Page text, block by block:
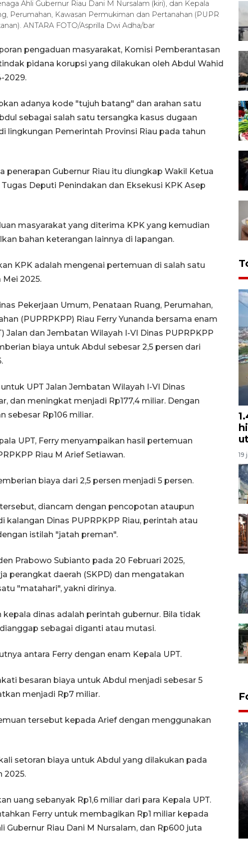
Ahli Gubernur Riau Dani M Nursalam (kiri), dan Kepala
Perumahan, Kawasan Permukiman dan Pertanahan (PUPR
ANTARA FOTO/Asprilla Dwi Adha/bar
pengaduan masyarakat, Komisi Pemberantasan
pidana korupsi yang dilakukan oleh Abdul Wahid
2029.
adanya kode "tujuh batang" dan arahan satu
sebagai salah satu tersangka kasus dugaan
lingkungan Pemerintah Provinsi Riau pada tahun
penerapan Gubernur Riau itu diungkap Wakil Ketua
Deputi Penindakan dan Eksekusi KPK Asep
masyarakat yang diterima KPK yang kemudian
bahan keterangan lainnya di lapangan.
KPK adalah mengenai pertemuan di salah satu
Mei 2025.
Pekerjaan Umum, Penataan Ruang, Perumahan,
(PUPRPKPP) Riau Ferry Yunanda bersama enam
Jalan dan Jembatan Wilayah I-VI Dinas PUPRPKPP
biaya untuk Abdul sebesar 2,5 persen dari
UPT Jalan Jembatan Wilayah I-VI Dinas
dan meningkat menjadi Rp177,4 miliar. Dengan
sebesar Rp106 miliar.
UPT, Ferry menyampaikan hasil pertemuan
Riau M Arief Setiawan.
biaya dari 2,5 persen menjadi 5 persen.
diancam dengan pencopotan ataupun
kalangan Dinas PUPRPKPP Riau, perintah atau
istilah "jatah preman".
Prabowo Subianto pada 20 Februari 2025,
perangkat daerah (SKPD) dan mengatakan
"matahari", yakni dirinya.
dinas adalah perintah gubernur. Bila tidak
sebagai diganti atau mutasi.
antara Ferry dengan enam Kepala UPT.
besaran biaya untuk Abdul menjadi sebesar 5
menjadi Rp7 miliar.
tersebut kepada Arief dengan menggunakan
setoran biaya untuk Abdul yang dilakukan pada
2025.
uang sebanyak Rp1,6 miliar dari para Kepala UPT.
Ferry untuk membagikan Rp1 miliar kepada
Gubernur Riau Dani M Nursalam, dan Rp600 juta
19
Alokasi anggaran untuk bibit
kopi arabika Gayo
15 June 2026 11:15 WIB